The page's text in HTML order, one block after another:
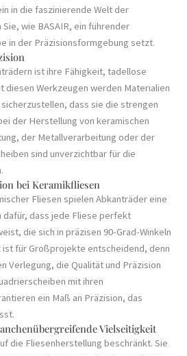
in die faszinierende Welt der
wie BASAIR, ein führender
in der Präzisionsformgebung setzt.
ist ihre Fähigkeit, tadellose
diesen Werkzeugen werden Materialien
dass sie die strengen
der Herstellung von keramischen
der Metallverarbeitung oder der
sind unverzichtbar für die
bei Keramikfliesen
Fliesen spielen Abkanträder eine
dafür, dass jede Fliese perfekt
die sich in präzisen 90-Grad-Winkeln
für Großprojekte entscheidend, denn
Verlegung, die Qualität und Präzision
mit ihren
ein Maß an Präzision, das
Vielseitigkeit
die Fliesenherstellung beschränkt. Sie